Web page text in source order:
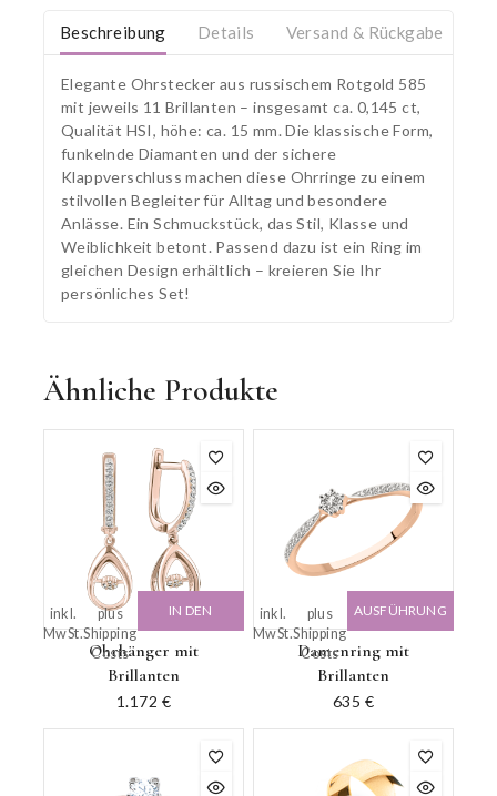
Beschreibung Details Versand & Rückgabe
Elegante Ohrstecker aus russischem Rotgold 585
mit jeweils 11 Brillanten – insgesamt ca. 0,145 ct,
Qualität HSI, höhe: ca. 15 mm. Die klassische Form,
funkelnde Diamanten und der sichere
Klappverschluss machen diese Ohrringe zu einem
stilvollen Begleiter für Alltag und besondere
Anlässe. Ein Schmuckstück, das Stil, Klasse und
Weiblichkeit betont. Passend dazu ist ein Ring im
gleichen Design erhältlich – kreieren Sie Ihr
persönliches Set!
Ähnliche Produkte
Ohrhänger mit
Brillanten
1.172 €
inkl.
MwSt.
plus
Shipping
Costs
IN DEN
Damenring mit
Brillanten
635 €
inkl.
MwSt.
plus
Shipping
Costs
AUSFÜHRUNG